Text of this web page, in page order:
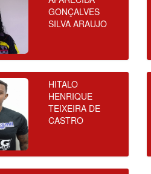
GONÇALVES
SILVA ARAUJO
HITALO
HENRIQUE
TEIXEIRA DE
CASTRO